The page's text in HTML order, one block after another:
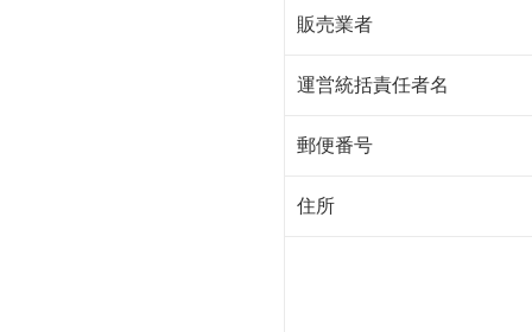
販売業者
運営統括責任者名
郵便番号
住所